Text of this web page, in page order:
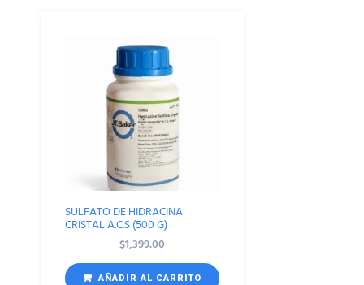
SULFATO DE HIDRACINA
CRISTAL A.C.S (500 G)
$1,399.00
AÑADIR AL CARRITO